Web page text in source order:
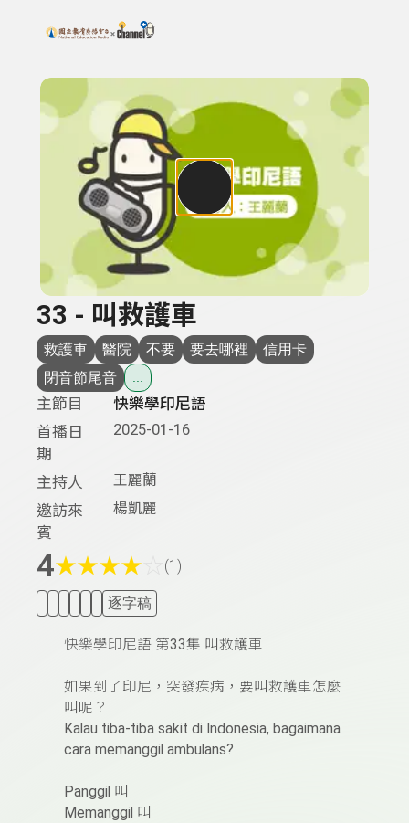
上方功能區塊
搜尋關鍵字：可輸入節目名稱、主持人或關鍵字
33 - 叫救護車
救護車 醫院 不要 要去哪裡
信用卡
閉音節尾音
主節目
快樂學印尼語
首播日
期
2025-01-16
主持人 王麗蘭
邀訪來
賓
楊凱麗
4★★★★ (1)
逐字稿
快樂學印尼語 第33集 叫救護車
如果到了印尼，突發疾病，要叫救護車怎麼
叫呢？
Kalau tiba-tiba sakit di Indonesia, bagaimana
cara memanggil ambulans?
Panggil 叫
Memanggil 叫